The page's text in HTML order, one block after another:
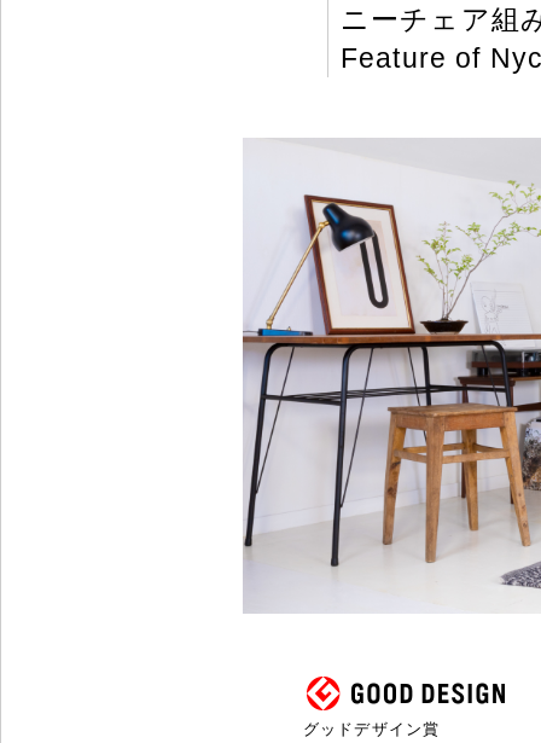
ニーチェア組
Feature of
グッドデザイン賞